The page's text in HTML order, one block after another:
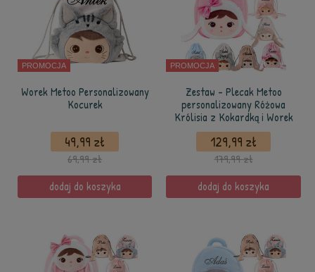
PROMOCJA
Worek Metoo Personalizowany
Kocurek
49,99 zł
69,99 zł
dodaj do koszyka
PROMOCJA
Zestaw - Plecak Metoo
personalizowany Różowa
Królisia z Kokardką i Worek
129,99 zł
179,99 zł
dodaj do koszyka